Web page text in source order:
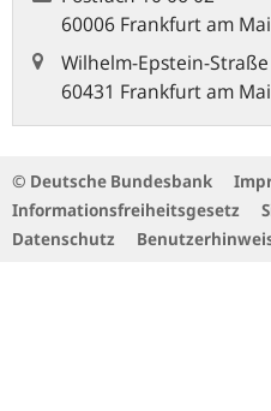
60006 Frankfurt am
Wilhelm-Epstein-
60431 Frankfurt am
© Deutsche Bundesbank
Informationsfreiheitsgesetz
Datenschutz